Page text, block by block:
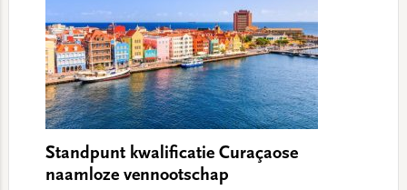
Standpunt kwalificatie Curaçaose
naamloze vennootschap